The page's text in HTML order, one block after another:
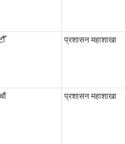
प्रशासन महाशाखा
प्रशासन महाशाखा